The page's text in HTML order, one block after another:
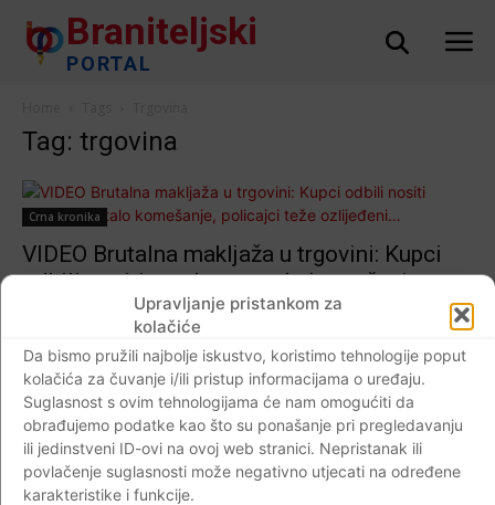
Upravljanje pristankom za
kolačiće
Da bismo pružili najbolje iskustvo, koristimo tehnologije poput
kolačića za čuvanje i/ili pristup informacijama o uređaju.
Suglasnost s ovim tehnologijama će nam omogućiti da
obrađujemo podatke kao što su ponašanje pri pregledavanju
ili jedinstveni ID-ovi na ovoj web stranici. Nepristanak ili
povlačenje suglasnosti može negativno utjecati na određene
karakteristike i funkcije.
Braniteljski
PORTAL
Tag: trgovina
Crna kronika
VIDEO Brutalna makljaža u trgovini: Kupci
odbili nositi maske, nastalo komešanje,
policajci teže ozlijeđeni…